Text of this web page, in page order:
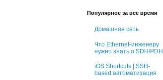
Популярное за все время
Домашняя сеть
Что Ethernet-инженеру
нужно знать о SDH/PDH
iOS Shortcuts | SSH-
based автоматизация